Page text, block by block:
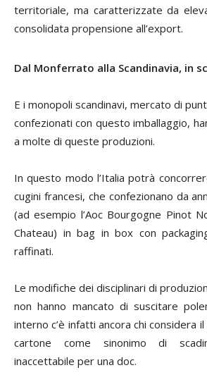
territoriale, ma caratterizzate da
consolidata propensione all’export.
Dal Monferrato alla Scandinavia, in
E i monopoli scandinavi, mercato di
confezionati con questo imballaggio,
a molte di queste produzioni.
In questo modo l’Italia potrà
cugini francesi, che confezionano da
(ad esempio l’Aoc Bourgogne Pinot
Chateau) in bag in box con
raffinati.
Le modifiche dei disciplinari di
non hanno mancato di suscitare
interno c’è infatti ancora chi considera
cartone come sinonimo di
inaccettabile per una doc.